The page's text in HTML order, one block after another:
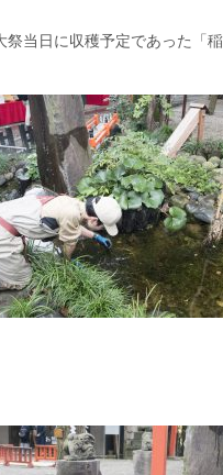
祭当日に収穫予定であった「